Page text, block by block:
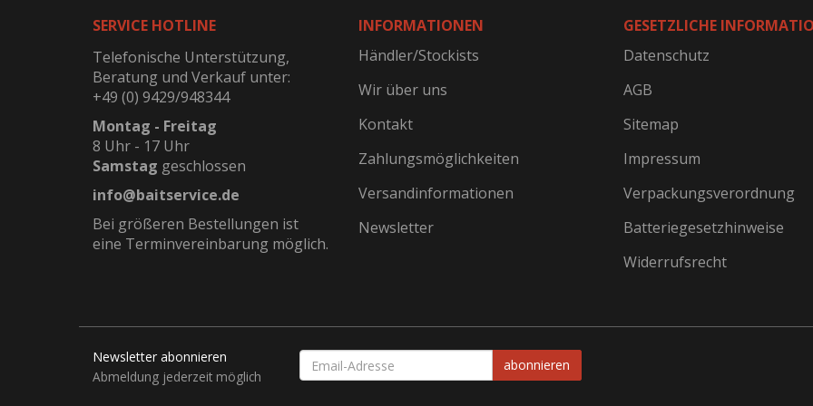
SERVICE HOTLINE
Telefonische Unterstützung,
Beratung und Verkauf unter:
+49 (0) 9429/948344
Montag - Freitag
8 Uhr - 17 Uhr
Samstag geschlossen
info@baitservice.de
Bei größeren Bestellungen ist
eine Terminvereinbarung möglich.
INFORMATIONEN
Händler/Stockists
Wir über uns
Kontakt
Zahlungsmöglichkeiten
Versandinformationen
Newsletter
GESETZLICHE
Datenschutz
AGB
Sitemap
Impressum
Verpackungsverordnung
Batteriegesetzhinweise
Widerrufsrecht
Newsletter abonnieren
Abmeldung jederzeit möglich
EMAIL-
ADRESSE
abonnieren